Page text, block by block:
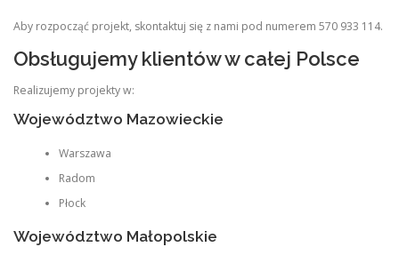
Aby rozpocząć projekt, skontaktuj się z nami pod numerem 570 933 114.
Obsługujemy klientów w całej Polsce
Realizujemy projekty w:
Województwo Mazowieckie
Warszawa
Radom
Płock
Województwo Małopolskie